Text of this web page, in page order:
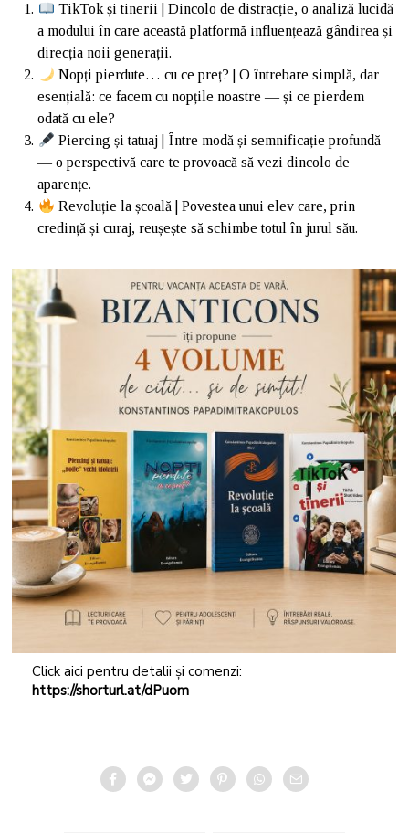
TikTok și tinerii | Dincolo de distracție, o analiză lucidă
a modului în care această platformă influențează gândirea și
direcția noii generații.
Nopți pierdute… cu ce preț? | O întrebare simplă, dar
esențială: ce facem cu nopțile noastre — și ce pierdem
odată cu ele?
Piercing și tatuaj | Între modă și semnificație profundă
— o perspectivă care te provoacă să vezi dincolo de
aparențe.
Revoluție la școală | Povestea unui elev care, prin
credință și curaj, reușește să schimbe totul în jurul său.
Click aici pentru detalii și comenzi:
https://shorturl.at/dPuom